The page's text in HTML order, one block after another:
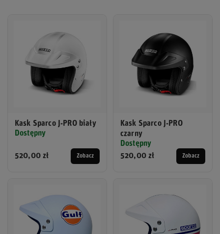
Kask Sparco J-PRO biały
Dostępny
520,00 zł Zobacz
Kask Sparco J-PRO
czarny
Dostępny
520,00 zł
Zobacz